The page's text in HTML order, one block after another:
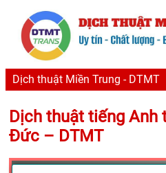
Dịch thuật Miền Trung - DTMT
Dịch thuật tiếng Anh
Đức – DTMT